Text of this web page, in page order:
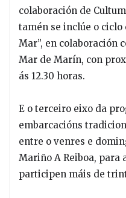
colaboración de
tamén se inclúe o
Mar”, en colaboración
Mar de Marín, con
ás 12.30 horas.
E o terceiro eixo da
embarcacións
entre o venres e
Mariño A Reiboa, para
participen máis de